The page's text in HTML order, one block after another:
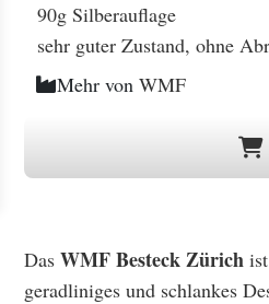
90g Silberauflage
sehr guter Zustand, ohne
Mehr von WMF
Das WMF Besteck Zürich
geradliniges und schlankes